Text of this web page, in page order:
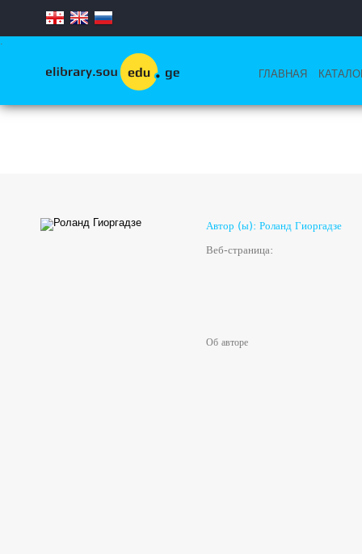
.
ГЛАВНАЯ
Автор (ы): Роланд Гиоргадзе
Веб-страница:
Об авторе